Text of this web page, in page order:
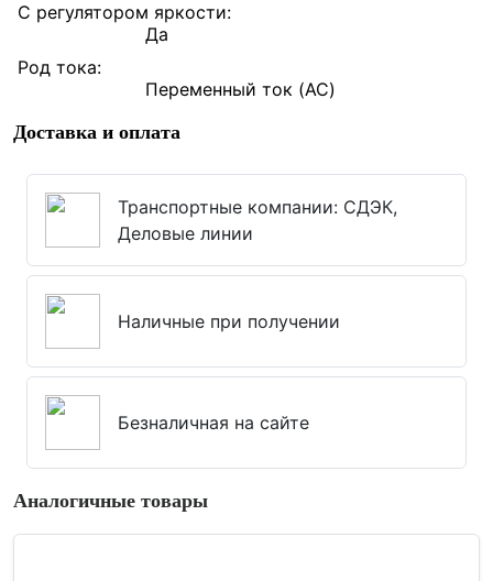
С регулятором яркости:
Да
Род тока:
Переменный ток (AC)
Доставка и оплата
Транспортные компании: СДЭК,
Деловые линии
Наличные при получении
Безналичная на сайте
Аналогичные товары